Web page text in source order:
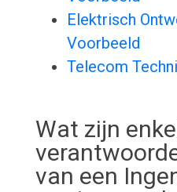
Elektrisch
Voorbeeld
Telecom
Wat zijn
van een